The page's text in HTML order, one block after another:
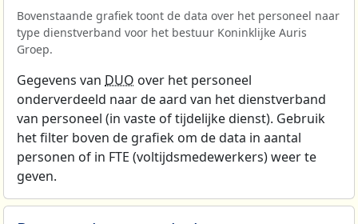
Bovenstaande grafiek toont de data over het personeel naar
type dienstverband voor het bestuur Koninklijke Auris
Groep.
Gegevens van DUO over het personeel
onderverdeeld naar de aard van het dienstverband
van personeel (in vaste of tijdelijke dienst). Gebruik
het filter boven de grafiek om de data in aantal
personen of in FTE (voltijdsmedewerkers) weer te
geven.